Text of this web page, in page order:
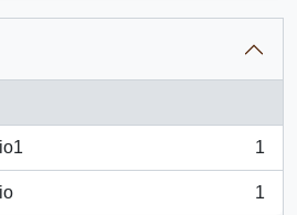
1
1